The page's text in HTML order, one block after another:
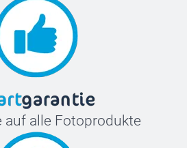
auf alle Fotoprodukte